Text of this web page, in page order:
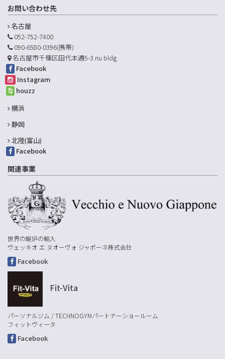
お問い合わせ先
名古屋
052-752-7400
090-6580-0396(携帯)
名古屋市千種区田代本通5-3 nu bldg.
Facebook
Instagram
houzz
横浜
静岡
北陸(富山)
Facebook
関連事業
世界の暖炉の輸入
ヴェッキオ エ ヌオーヴォ ジャポーネ株式会社
Facebook
Fit-Vita
パーソナルジム / TECHNOGYMパートナーショールーム
フィットヴィータ
Facebook